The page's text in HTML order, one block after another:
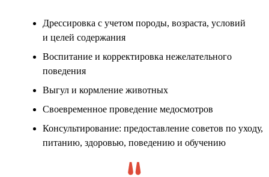
Дрессировка с учетом породы, возраста, условий
и целей содержания
Воспитание и корректировка нежелательного
поведения
Выгул и кормление животных
Своевременное проведение медосмотров
Консультирование: предоставление советов по уходу,
питанию, здоровью, поведению и обучению